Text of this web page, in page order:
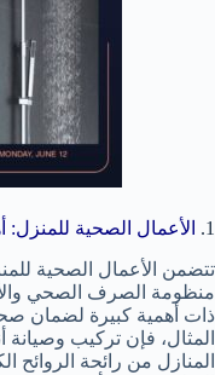
1.
الأعمال الصحية للمنزل:
تتضمن الأعمال الصحية
منظومة الصرف الصحي
ذات أهمية كبيرة لضمان
المثال، فإن تركيب
المنازل من رائحة الروائح